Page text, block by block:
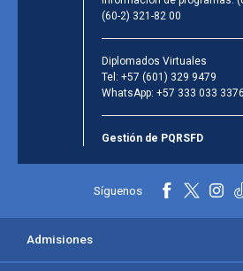
(60-2) 321-82 00
Diplomados Virtuales
Tel: +57 (601) 329 9479
WhatsApp: +57 333 033 3376
Gestión de PQRSFD
Síguenos
Admisiones